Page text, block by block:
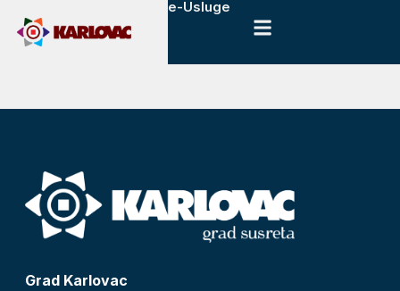
e-Usluge
Grad Karlovac